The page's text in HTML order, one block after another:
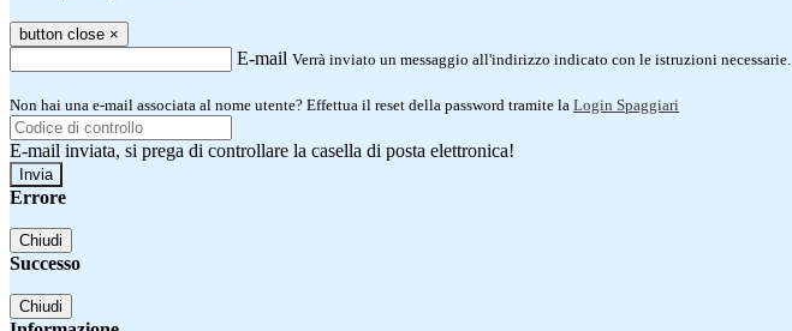
button close ×
E-mail Verrà inviato un messaggio all'indirizzo indicato con le istruzioni necessarie.
Non hai una e-mail associata al nome utente? Effettua il reset della password tramite la Login Spaggiari
E-mail inviata, si prega di controllare la casella di posta elettronica!
Errore
Chiudi
Successo
Chiudi